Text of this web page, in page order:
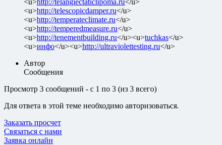
<u>http://telescopicdamper.ru</u>
<u>http://temperateclimate.ru</u>
<u>http://temperedmeasure.ru</u>
<u>http://tenementbuilding.ru</u><u>tuchkas</u>
<u>инфо</u><u>http://ultraviolettesting.ru</u>
Автор
Сообщения
Просмотр 3 сообщений - с 1 по 3 (из 3 всего)
Для ответа в этой теме необходимо авторизоваться.
Заказать просчет
Связаться с нами
Заявка онлайн